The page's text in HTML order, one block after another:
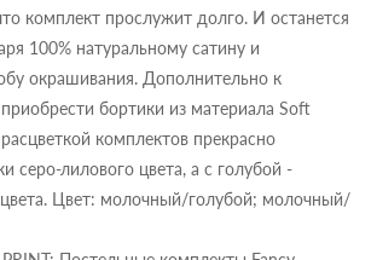
комплект прослужит долго. И останется
100% натуральному сатину и
окрашивания. Дополнительно к
бортики из материала Soft
комплектов прекрасно
серо-лилового цвета, а с голубой -
Цвет: молочный/голубой; молочный/